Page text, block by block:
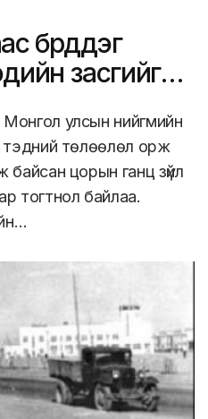
бүрддэг
засгийг
улсын нийгмийн
тэдний төлөөлөл орж
байсан цорын ганц зүйл
тогтнол байлаа.